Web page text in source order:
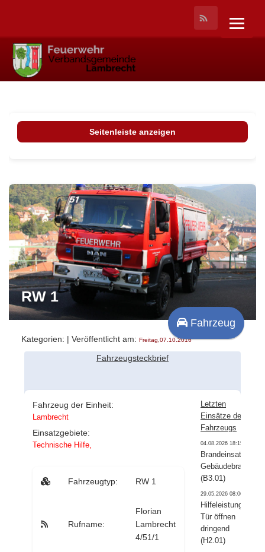
RW 1
Fahrzeug
Kategorien: | Veröffentlicht am: Freitag,07.10.2016
Fahrzeugsteckbrief
Fahrzeug der Einheit:
Lambrecht
Einsatzgebiete:
Technische Hilfe
Fahrzeugtyp: RW 1
Rufname:
Florian
Lambrecht
4/51/1
Letzten
Einsätze des
Fahrzeugs
04.08.2026 18:15:00
Brandeinsatz –
Gebäudebrand
(B3.01)
29.05.2026 08:06:00
Hilfeleistung –
Tür öffnen
dringend
(H2.01)
Seitenleiste anzeigen